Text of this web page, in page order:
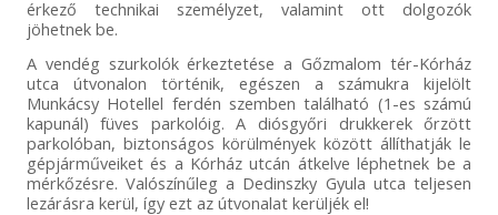
érkező technikai személyzet, valamint ott dolgozók
jöhetnek be.
A vendég szurkolók érkeztetése a Gőzmalom tér-Kórház
utca útvonalon történik, egészen a számukra kijelölt
Munkácsy Hotellel ferdén szemben található (1-es számú
kapunál) füves parkolóig. A diósgyőri drukkerek őrzött
parkolóban, biztonságos körülmények között állíthatják le
gépjárműveiket és a Kórház utcán átkelve léphetnek be a
mérkőzésre. Valószínűleg a Dedinszky Gyula utca teljesen
lezárásra kerül, így ezt az útvonalat kerüljék el!